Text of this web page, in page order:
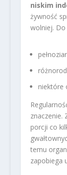
niskim
żywność
wolniej. Do
niektóre
znaczenie.
porcji co
temu
zapobiega